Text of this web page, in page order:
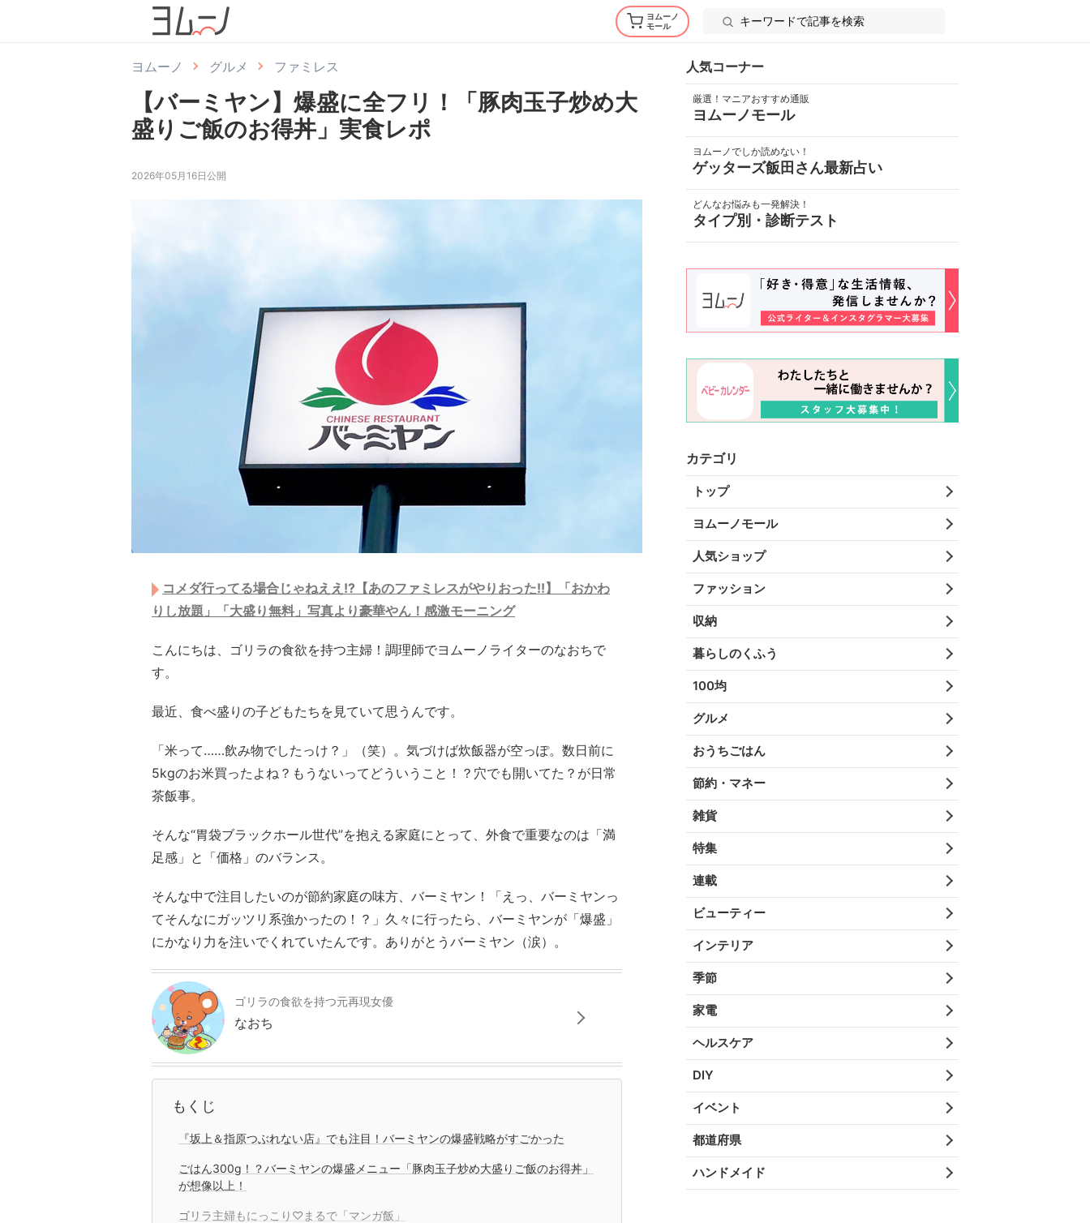
ヨムーノ
モール
ヨムーノ グルメ ファミレス
【バーミヤン】爆盛に全フリ！「豚肉玉子炒め大
盛りご飯のお得丼」実食レポ
2026年05月16日公開
コメダ行ってる場合じゃねええ!?【あのファミレスがやりおった!!】「おかわ
りし放題」「大盛り無料」写真より豪華やん！感激モーニング
こんにちは、ゴリラの食欲を持つ主婦！調理師でヨムーノライターのなおちで
す。
最近、食べ盛りの子どもたちを見ていて思うんです。
「米って……飲み物でしたっけ？」（笑）。気づけば炊飯器が空っぽ。数日前に
5kgのお米買ったよね？もうないってどういうこと！？穴でも開いてた？が日常
茶飯事。
そんな“胃袋ブラックホール世代”を抱える家庭にとって、外食で重要なのは「満
足感」と「価格」のバランス。
そんな中で注目したいのが節約家庭の味方、バーミヤン！「えっ、バーミヤンっ
てそんなにガッツリ系強かったの！？」久々に行ったら、バーミヤンが「爆盛」
にかなり力を注いでくれていたんです。ありがとうバーミヤン（涙）。
ゴリラの食欲を持つ元再現女優
なおち
もくじ
『坂上＆指原つぶれない店』でも注目！バーミヤンの爆盛戦略がすごかった
ごはん300g！？バーミヤンの爆盛メニュー「豚肉玉子炒め大盛りご飯のお得丼」
が想像以上！
ゴリラ主婦もにっこり♡まるで「マンガ飯」
人気コーナー
厳選！マニアおすすめ通販
ヨムーノモール
ヨムーノでしか読めない！
ゲッターズ飯田さん最新占い
どんなお悩みも一発解決！
タイプ別・診断テスト
カテゴリ
トップ
ヨムーノモール
人気ショップ
ファッション
収納
暮らしのくふう
100均
グルメ
おうちごはん
節約・マネー
雑貨
特集
連載
ビューティー
インテリア
季節
家電
ヘルスケア
DIY
イベント
都道府県
ハンドメイド